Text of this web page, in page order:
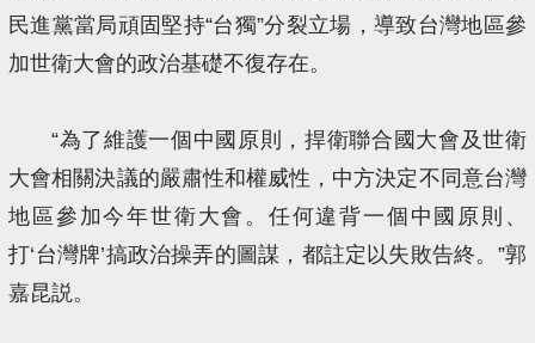
民進黨當局頑固堅持“台獨”分裂立場，導致台灣地區參
加世衛大會的政治基礎不復存在。
“為了維護一個中國原則，捍衛聯合國大會及世衛
大會相關決議的嚴肅性和權威性，中方決定不同意台灣
地區參加今年世衛大會。任何違背一個中國原則、
打‘台灣牌’搞政治操弄的圖謀，都註定以失敗告終。”郭
嘉昆説。